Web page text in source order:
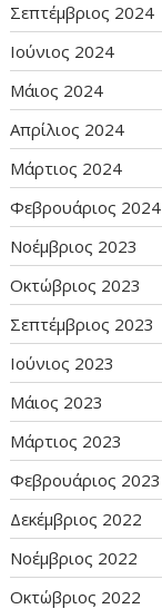
Σεπτέμβριος 2024
Ιούνιος 2024
Μάιος 2024
Απρίλιος 2024
Μάρτιος 2024
Φεβρουάριος 2024
Νοέμβριος 2023
Οκτώβριος 2023
Σεπτέμβριος 2023
Ιούνιος 2023
Μάιος 2023
Μάρτιος 2023
Φεβρουάριος 2023
Δεκέμβριος 2022
Νοέμβριος 2022
Οκτώβριος 2022